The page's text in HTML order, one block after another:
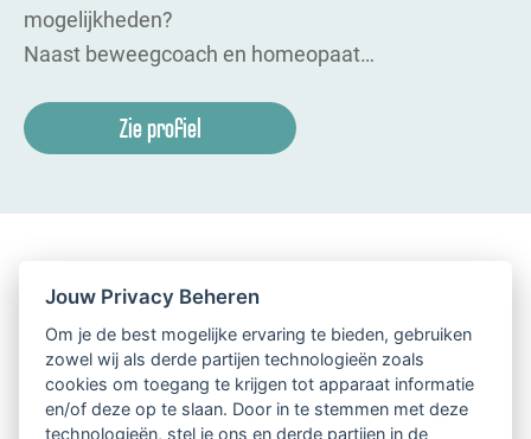
mogelijkheden?
Naast beweegcoach en homeopaat…
Zie profiel
Jouw Privacy Beheren
Om je de best mogelijke ervaring te bieden, gebruiken
zowel wij als derde partijen technologieën zoals
cookies om toegang te krijgen tot apparaat informatie
en/of deze op te slaan. Door in te stemmen met deze
technologieën, stel je ons en derde partijen in de